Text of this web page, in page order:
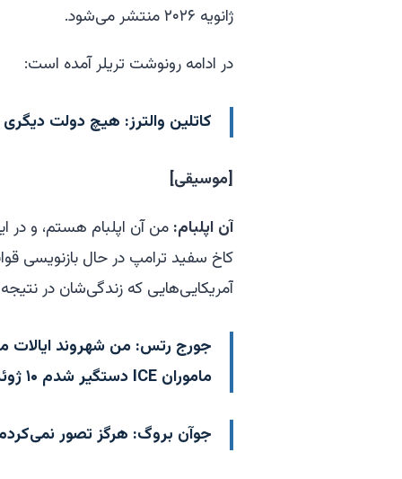
ژانویه ۲۰۲۶ منتشر می‌شود.
در ادامه رونوشت تریلر آمده است:
کاتلین والترز: هیچ دولت دیگری
[موسیقی]
آن اپلبام: من آن اپلبام هستم، و در
کاخ سفید ترامپ در حال بازنویسی
آمریکایی‌هایی که زندگی‌شان در
جورج رتس: من شهروند
ماموران ICE دستگیر شدم ۱۰ ژوئیه بود.
جوآن بروگ: هرگز تصور